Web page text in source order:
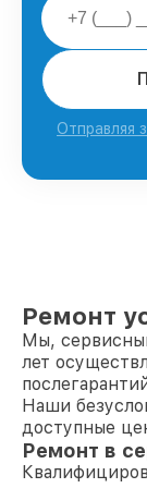
Отправляя
Ремонт
Мы,
лет
Наши
доступные
Ремонт в